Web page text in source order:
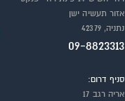
אזור תעשיה ישן
נתניה, 42379
09-8823313
סניף דרום:
אריה רגב 17